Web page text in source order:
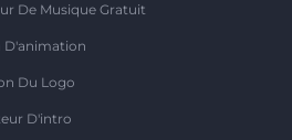
De Musique Gratuit
D'animation
Du Logo
D'intro